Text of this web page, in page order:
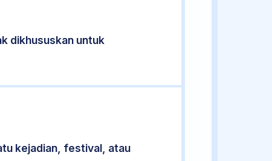
dikhususkan untuk
kejadian, festival, atau